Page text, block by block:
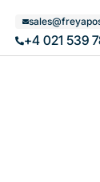
+4 021 539